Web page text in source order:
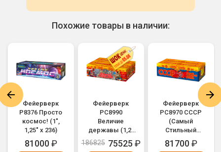
Похожие товары в наличии:
Фейерверк
Р8376 Просто
космос! (1",
1,25" х 236)
81000₽
Фейерверк
РС8990
Величие
державы (1,2"
х 300)
186825 75525 ₽
Фейерверк
РС8970 СССР
(Самый
Стильный
Салют России)
(1,25" х 288)
81700₽